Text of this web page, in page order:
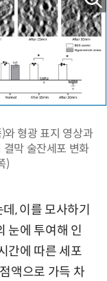
와 형광 표지 영상과
결막 술잔세포 변화
)
, 이를 모사하기
눈에 투여해 인
간에 따른 세포
액으로 가득 차